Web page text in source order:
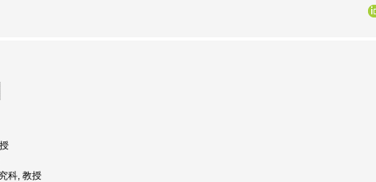
科, 教授